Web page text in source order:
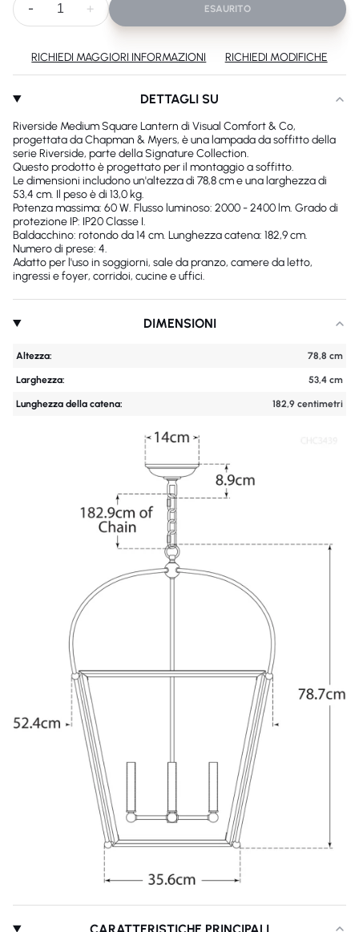
DETTAGLI SU
Riverside Medium Square Lantern di Visual Comfort & Co,
progettata da Chapman & Myers, è una lampada da soffitto della
serie Riverside, parte della Signature Collection.
Questo prodotto è progettato per il montaggio a soffitto.
Le dimensioni includono un'altezza di 78,8 cm e una larghezza di
53,4 cm. Il peso è di 13,0 kg.
Potenza massima: 60 W. Flusso luminoso: 2000 - 2400 lm. Grado di
protezione IP: IP20 Classe I.
Baldacchino: rotondo da 14 cm. Lunghezza catena: 182,9 cm.
Numero di prese: 4.
Adatto per l'uso in soggiorni, sale da pranzo, camere da letto,
ingressi e foyer, corridoi, cucine e uffici.
DIMENSIONI
Altezza: 78,8 cm
Larghezza: 53,4 cm
Lunghezza della catena: 182,9 centimetri
- + ESAURITO
RICHIEDI MAGGIORI INFORMAZIONI RICHIEDI MODIFICHE